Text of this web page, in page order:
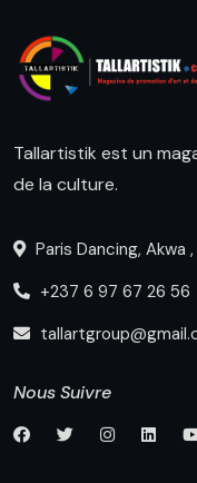
Tallartistik est un
de la culture.
Paris Dancing, Akwa
+237 6 97 67 26 56
Nous Suivre